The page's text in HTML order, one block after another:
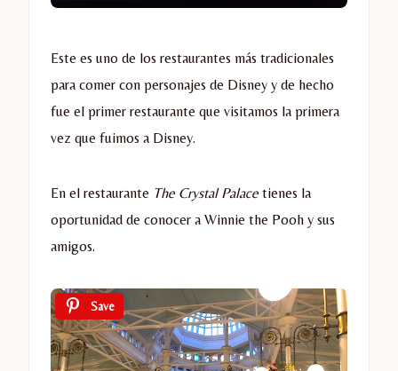
Este es uno de los restaurantes más tradicionales
para comer con personajes de Disney y de hecho
fue el primer restaurante que visitamos la primera
vez que fuimos a Disney.
En el restaurante The Crystal Palace tienes la
oportunidad de conocer a Winnie the Pooh y sus
amigos.
Save